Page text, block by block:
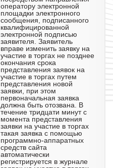
оператору электронной
площадки электронного
сообщения, подписанного
квалифицированной
электронной подписью
заявителя. Заявитель
вправе изменить заявку на
участие в торгах не позднее
окончания срока
представления заявок на
участие в торгах путем
представления новой
заявки, при этом
первоначальная заявка
должна быть отозвана. В
течение тридцати минут с
момента представления
заявки на участие в торгах
такая заявка с помощью
программно-аппаратных
средств сайта
автоматически
регистрируется в журнале